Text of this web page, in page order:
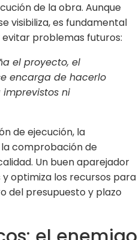
de la obra. Aunque
visibiliza, es fundamental
problemas futuros:
el proyecto, el
encarga de hacerlo
ni
de ejecución, la
la comprobación de
Un buen aparejador
optimiza los recursos para
del presupuesto y plazo